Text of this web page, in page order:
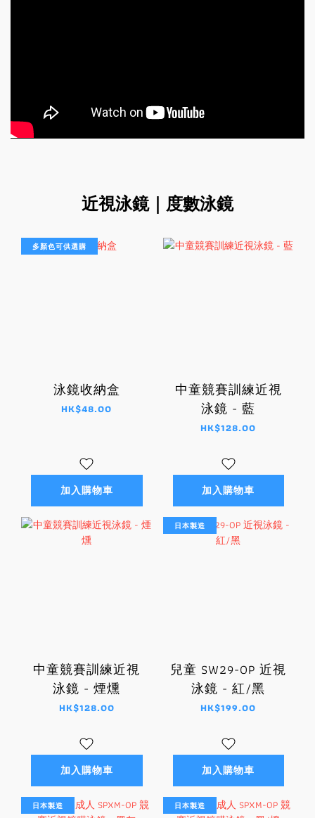
近視泳鏡｜度數泳鏡
多顏色可供選購
泳鏡收納盒
HK$48.00
加入購物車
中童競賽訓練近視
泳鏡 - 藍
HK$128.00
加入購物車
中童競賽訓練近視
泳鏡 - 煙燻
HK$128.00
加入購物車
日本製造
兒童 SW29-OP 近視
泳鏡 - 紅/黑
HK$199.00
加入購物車
日本製造 日本製造